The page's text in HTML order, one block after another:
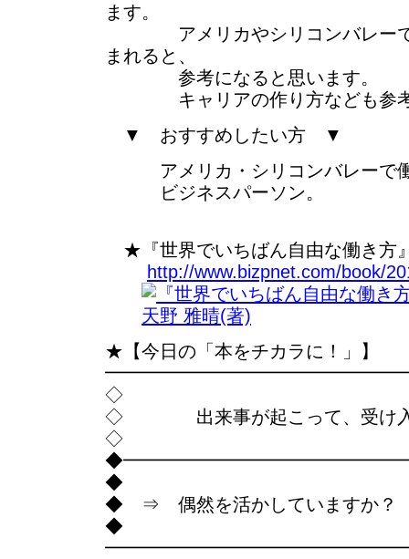
ます。
アメリカやシリコンバレーで
まれると、
参考になると思います。
キャリアの作り方なども参考
▼ おすすめしたい方 ▼
アメリカ・シリコンバレーで
ビジネスパーソン。
★『世界でいちばん自由な働き方
http://www.bizpnet.com/book/
★【今日の「本をチカラに！」】
◇
◇ 出来事が起こって、受け入
◇
◆
◆ ⇒ 偶然を活かしていますか？
◆